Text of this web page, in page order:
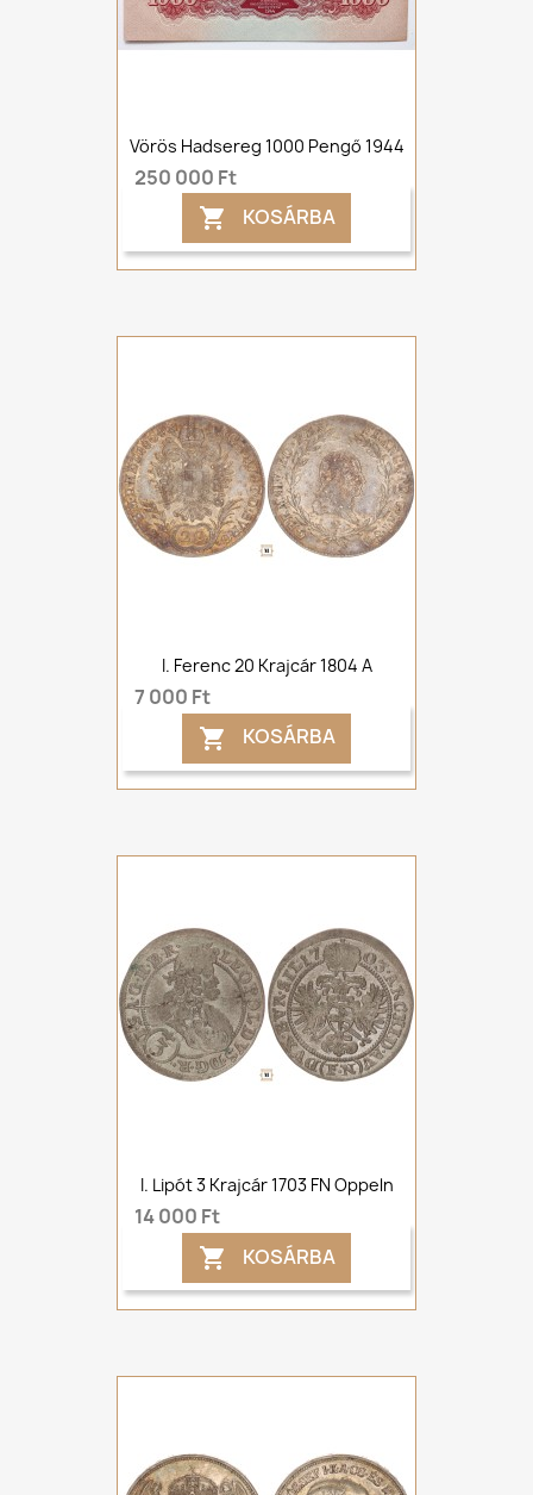
Vörös Hadsereg 1000 Pengő 1944
250 000 Ft
 KOSÁRBA
I. Ferenc 20 Krajcár 1804 A
7 000 Ft
 KOSÁRBA
I. Lipót 3 Krajcár 1703 FN Oppeln
14 000 Ft
 KOSÁRBA